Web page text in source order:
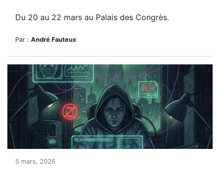
Du 20 au 22 mars au Palais des Congrès.
Par : André Fauteux
5 mars, 2026